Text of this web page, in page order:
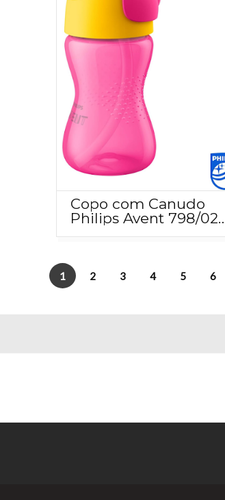
Copo com Canudo
Philips Avent 798/02
300 ml Rosa/Amarelo
1 2 3 4 5 6